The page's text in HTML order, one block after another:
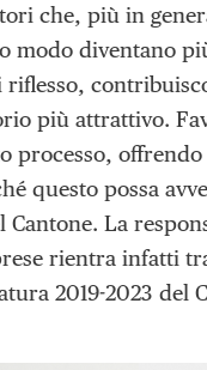
che, più in
modo diventano
più attrattivo.
processo,
questo possa
Cantone. La
rientra infatti
2019-2023 del